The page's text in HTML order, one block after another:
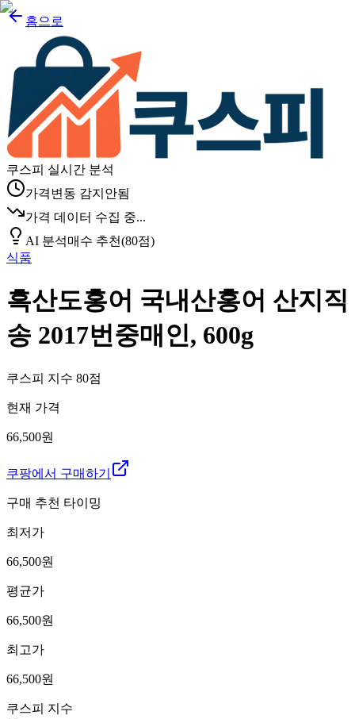
홈으로
쿠스피 실시간 분석
가격변동 감지안됨
가격 데이터 수집 중...
AI 분석매수 추천(80점)
식품
흑산도홍어 국내산홍어 산지직
송 2017번중매인, 600g
쿠스피 지수 80점
현재 가격
66,500원
쿠팡에서 구매하기
구매 추천 타이밍
최저가
66,500원
평균가
66,500원
최고가
66,500원
쿠스피 지수